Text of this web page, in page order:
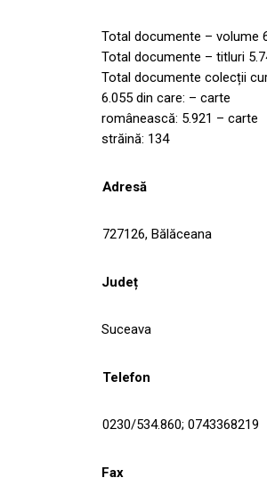
Total documente – volume
Total documente – titluri
Total documente colecții
6.055 din care: – carte
românească: 5.921 – carte
străină: 134
Adresă
727126, Bălăceana
Județ
Suceava
Telefon
0230/534.860; 0743368219
Fax